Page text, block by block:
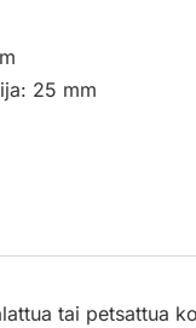
25 mm
tai petsattua